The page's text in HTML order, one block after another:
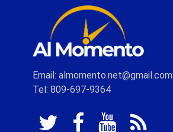
Email: almomento.net@gmail.com
Tel: 809-697-9364